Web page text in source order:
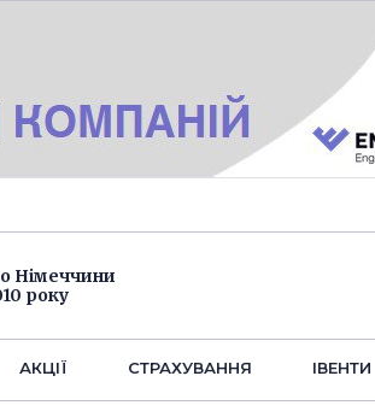
Німеччини
року
АКЦІЇ СТРАХУВАННЯ IВЕНТИ